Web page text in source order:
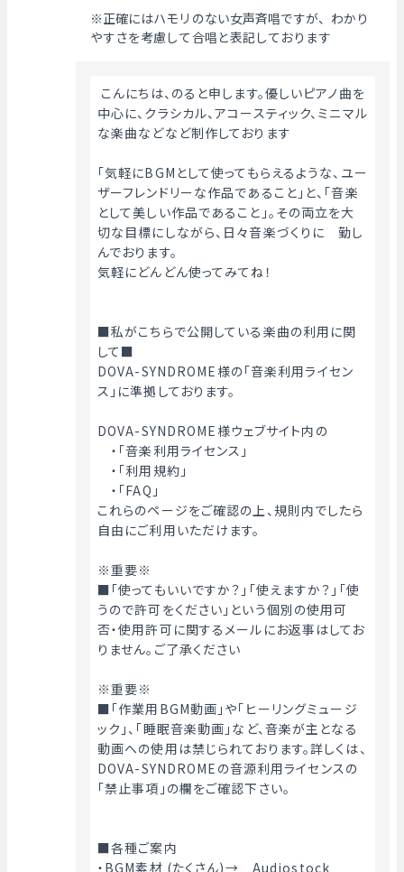
※正確にはハモリのない女声斉唱ですが、わかり
やすさを考慮して合唱と表記しております
中心に、クラシカル、アコースティック、ミニマル
な楽曲などなど制作しております
「気軽にBGMとして使ってもらえるような、ユー
ザーフレンドリーな作品であること」と、「音楽
として美しい作品であること」。その両立を大
切な目標にしながら、日々音楽づくりに　勤し
んでおります。
気軽にどんどん使ってみてね！
■私がこちらで公開している楽曲の利用に関
して■
DOVA-SYNDROME様の「音楽利用ライセン
ス」に準拠しております。
DOVA-SYNDROME様ウェブサイト内の
・「音楽利用ライセンス」
・「利用規約」
・「FAQ」
これらのページをご確認の上、規則内でしたら
自由にご利用いただけます。
※重要※
■「使ってもいいですか？」「使えますか？」「使
うので許可をください」という個別の使用可
否・使用許可に関するメールにお返事はしてお
りません。ご了承ください
※重要※
■「作業用BGM動画」や「ヒーリングミュージ
ック」、「睡眠音楽動画」など、音楽が主となる
動画への使用は禁じられております。詳しくは、
DOVA-SYNDROMEの音源利用ライセンスの
「禁止事項」の欄をご確認下さい。
■各種ご案内
・BGM素材 (たくさん)→　Audiostock